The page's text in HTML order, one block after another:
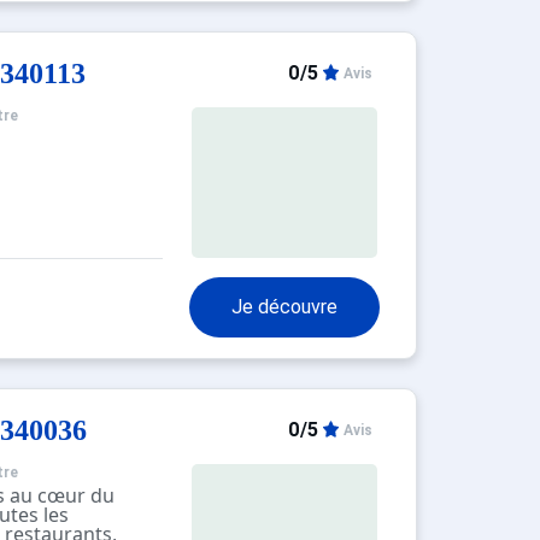
0/5 Avis
Je découvre
0/5 Avis
au cœur du
les